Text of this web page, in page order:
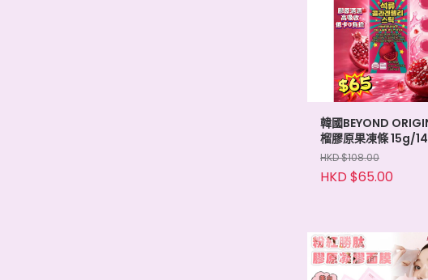
韓國BEYOND
榴膠原果凍條 15g/
HKD $108.00
HKD $65.00